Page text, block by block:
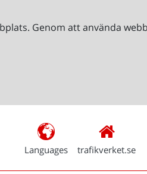
Genom att använda
Languages trafikverket.se